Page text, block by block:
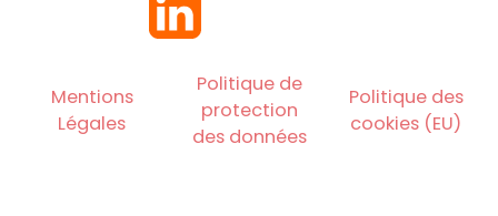
Mentions
Légales
Politique de
protection
des données
Politique des
cookies (EU)